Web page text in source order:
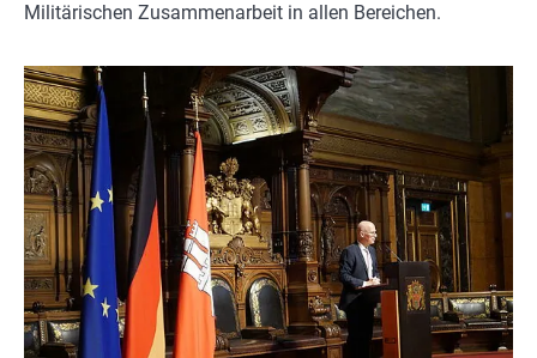
Militärischen Zusammenarbeit in allen Bereichen.